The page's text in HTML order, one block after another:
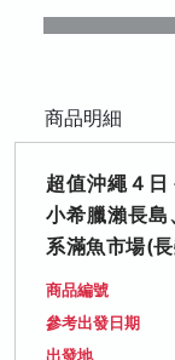
商品明細
超值沖繩４日
小希臘瀨長島
系滿魚市場(
商品編號
參考出發日期
出發地